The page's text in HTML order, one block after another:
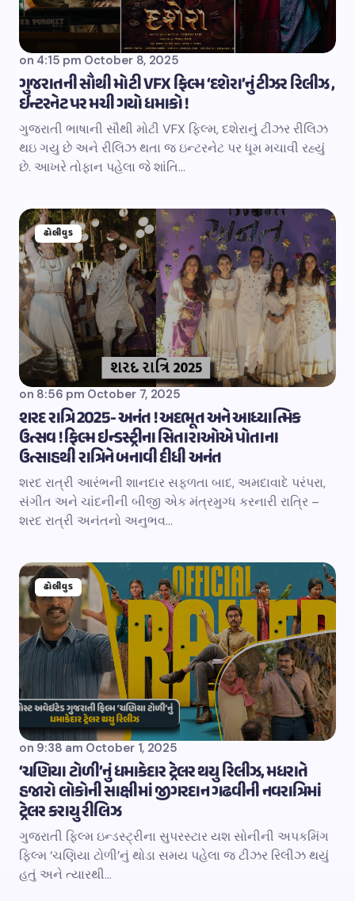
on 4:15 pm October 8, 2025
ગુજરાતની સૌથી મોટી VFX ફિલ્મ ‘દશેરા’નું ટીઝર રિલીઝ ,
ઈન્ટરનેટ પર મચી ગયો ધમાકો !
ગુજરાતી ભાષાની સૌથી મોટી VFX ફિલ્મ, દશેરાનું ટીઝર રીલિઝ
થઇ ગયુ છે અને રીલિઝ થતા જ ઇન્ટરનેટ પર ધૂમ મચાવી રહ્યું
છે. આખરે તોફાન પહેલા જે શાંતિ…
ઢોલીવુડ
on 8:56 pm October 7, 2025
શરદ રાત્રિ 2025- અનંત ! અદભૂત અને આધ્યાત્મિક
ઉત્સવ ! ફિલ્મ ઇન્ડસ્ટ્રીના સિતારાઓએ પોતાના
ઉત્સાહથી રાત્રિને બનાવી દીધી અનંત
શરદ રાત્રી આરંભની શાનદાર સફળતા બાદ, અમદાવાદે પરંપરા,
સંગીત અને ચાંદનીની બીજી એક મંત્રમુગ્ધ કરનારી રાત્રિ –
શરદ રાત્રી અનંતનો અનુભવ…
ઢોલીવુડ
on 9:38 am October 1, 2025
‘ચણિયા ટોળી’નું ધમાકેદાર ટ્રેલર થયુ રિલીઝ, મધરાતે
હજારો લોકોની સાક્ષીમાં જીગરદાન ગઢવીની નવરાત્રિમાં
ટ્રેલર કરાયુ રીલિઝ
ગુજરાતી ફિલ્મ ઇન્ડસ્ટ્રીના સુપરસ્ટાર યશ સોનીની અપકમિંગ
ફિલ્મ ‘ચણિયા ટોળી’નું થોડા સમય પહેલા જ ટીઝર રિલીઝ થયું
હતું અને ત્યારથી…